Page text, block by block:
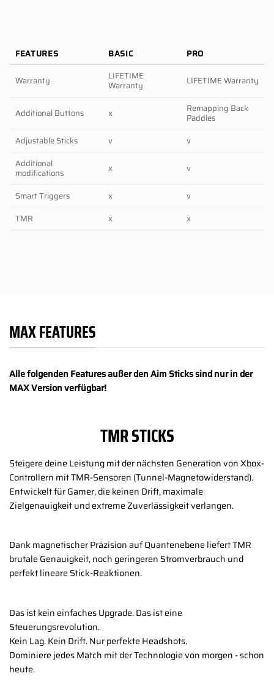
FEATURES BASIC PRO
Warranty LIFETIME
Warranty LIFETIME Warranty
Additional Buttons x Remapping Back
Paddles
Adjustable Sticks
v
v
Additional
modifications x v
Smart Triggers x
v
TMR
x x
MAX FEATURES
Alle folgenden Features außer den Aim Sticks sind nur in der
MAX Version verfügbar!
TMR STICKS
Steigere deine Leistung mit der nächsten Generation von Xbox-
Controllern mit TMR-Sensoren (Tunnel-Magnetowiderstand).
Entwickelt für Gamer, die keinen Drift, maximale
Zielgenauigkeit und extreme Zuverlässigkeit verlangen.
Dank magnetischer Präzision auf Quantenebene liefert TMR
brutale Genauigkeit, noch geringeren Stromverbrauch und
perfekt lineare Stick-Reaktionen.
Das ist kein einfaches Upgrade. Das ist eine
Steuerungsrevolution.
Kein Lag. Kein Drift. Nur perfekte Headshots.
Dominiere jedes Match mit der Technologie von morgen - schon
heute.